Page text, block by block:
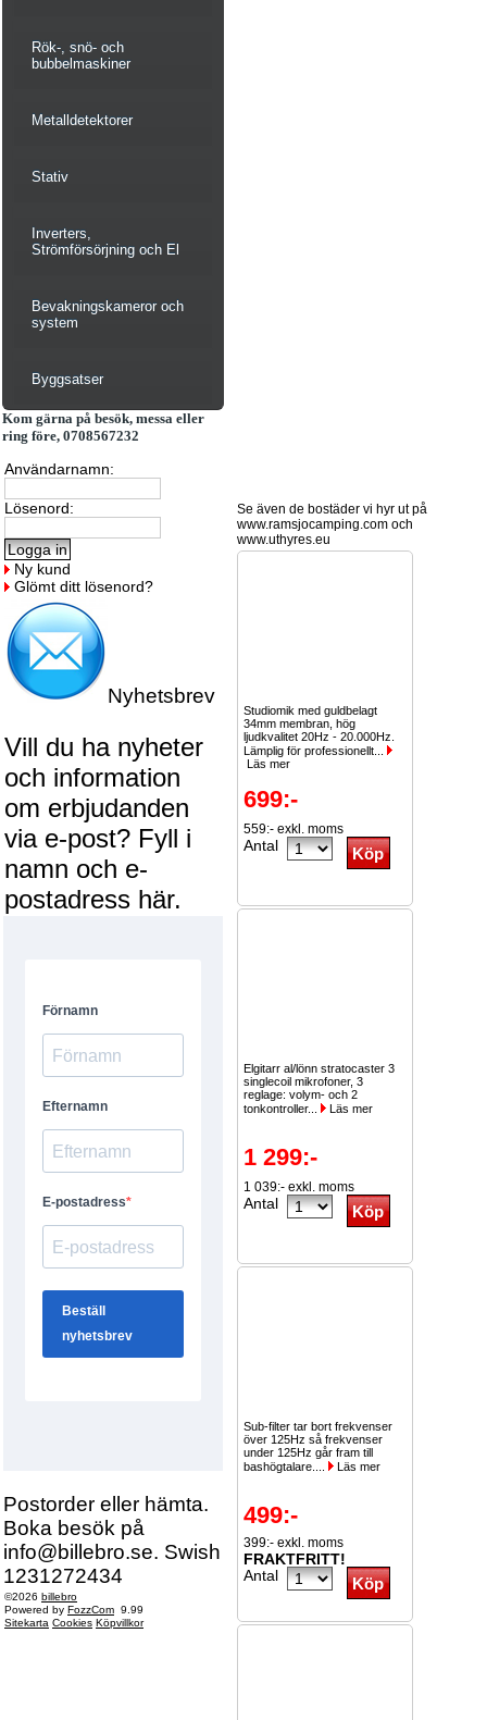
Rök-, snö- och
bubbelmaskiner
Metalldetektorer
Stativ
Inverters,
Strömförsörjning och El
Bevakningskameror och
system
Byggsatser
Kom gärna på besök, messa eller
ring före, 0708567232
Användarnamn:
Lösenord:
Ny kund
Glömt ditt lösenord?
Nyhetsbrev
Vill du ha nyheter
och information
om erbjudanden
via e-post? Fyll i
namn och e-
postadress här.
Postorder eller hämta.
Boka besök på
info@billebro.se. Swish
1231272434
©2026 billebro
Powered by FozzCom 9.99
Sitekarta Cookies Köpvillkor
Se även de bostäder vi hyr ut på
www.ramsjocamping.com och
www.uthyres.eu
Studiomik med guldbelagt
34mm membran, hög
ljudkvalitet 20Hz - 20.000Hz.
Lämplig för professionellt...
Läs mer
699:-
559:- exkl. moms
Antal
Elgitarr al/lönn stratocaster 3
singlecoil mikrofoner, 3
reglage: volym- och 2
tonkontroller...
Läs mer
1 299:-
1 039:- exkl. moms
Antal
Sub-filter tar bort frekvenser
över 125Hz så frekvenser
under 125Hz går fram till
bashögtalare....
Läs mer
499:-
399:- exkl. moms
FRAKTFRITT!
Antal